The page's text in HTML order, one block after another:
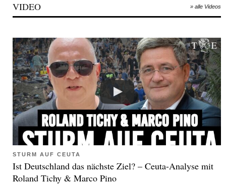
VIDEO » alle Videos
STURM AUF CEUTA
Ist Deutschland das nächste Ziel? – Ceuta-Analyse mit
Roland Tichy & Marco Pino